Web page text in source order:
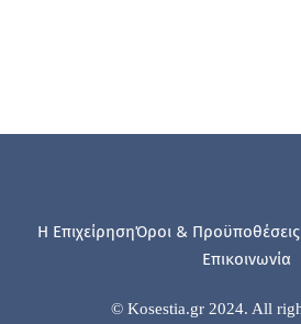
Η ΕπιχείρησηΌροι & Προϋποθέσεις
Επικοινωνία
© Kosestia.gr 2024. All